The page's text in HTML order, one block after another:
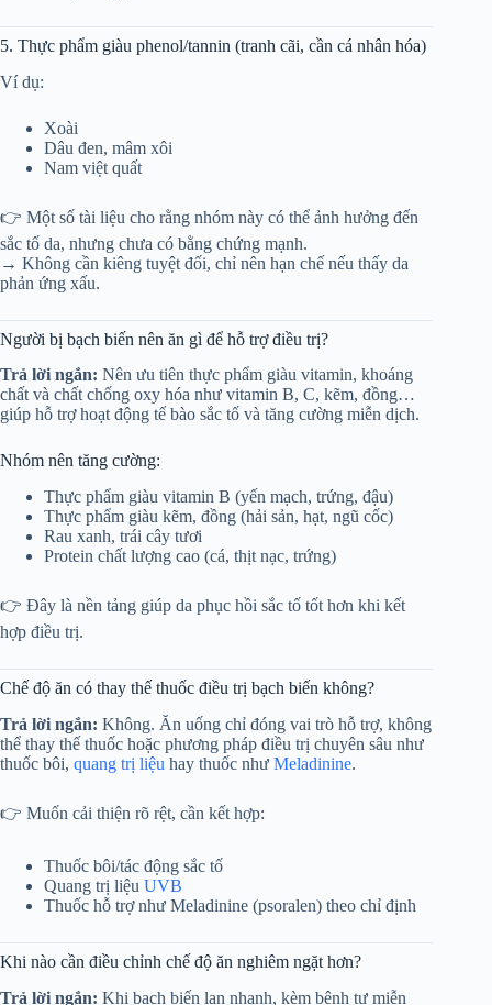
5. Thực phẩm giàu phenol/tannin (tranh cãi, cần cá nhân hóa)
Ví dụ:
Xoài
Dâu đen, mâm xôi
Nam việt quất
👉 Một số tài liệu cho rằng nhóm này có thể ảnh hưởng đến
sắc tố da, nhưng chưa có bằng chứng mạnh.
→ Không cần kiêng tuyệt đối, chỉ nên hạn chế nếu thấy da
phản ứng xấu.
Người bị bạch biến nên ăn gì để hỗ trợ điều trị?
Trả lời ngắn: Nên ưu tiên thực phẩm giàu vitamin, khoáng
chất và chất chống oxy hóa như vitamin B, C, kẽm, đồng…
giúp hỗ trợ hoạt động tế bào sắc tố và tăng cường miễn dịch.
Nhóm nên tăng cường:
Thực phẩm giàu vitamin B (yến mạch, trứng, đậu)
Thực phẩm giàu kẽm, đồng (hải sản, hạt, ngũ cốc)
Rau xanh, trái cây tươi
Protein chất lượng cao (cá, thịt nạc, trứng)
👉 Đây là nền tảng giúp da phục hồi sắc tố tốt hơn khi kết
hợp điều trị.
Chế độ ăn có thay thế thuốc điều trị bạch biến không?
Trả lời ngắn: Không. Ăn uống chỉ đóng vai trò hỗ trợ, không
thể thay thế thuốc hoặc phương pháp điều trị chuyên sâu như
thuốc bôi, quang trị liệu hay thuốc như Meladinine.
👉 Muốn cải thiện rõ rệt, cần kết hợp:
Thuốc bôi/tác động sắc tố
Quang trị liệu UVB
Thuốc hỗ trợ như Meladinine (psoralen) theo chỉ định
Khi nào cần điều chỉnh chế độ ăn nghiêm ngặt hơn?
Trả lời ngắn: Khi bạch biến lan nhanh, kèm bệnh tự miễn